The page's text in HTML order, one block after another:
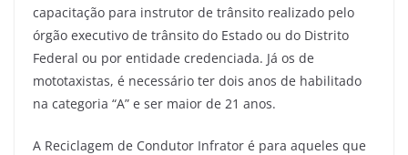
capacitação para instrutor de trânsito realizado pelo
órgão executivo de trânsito do Estado ou do Distrito
Federal ou por entidade credenciada. Já os de
mototaxistas, é necessário ter dois anos de habilitado
na categoria “A” e ser maior de 21 anos.
A Reciclagem de Condutor Infrator é para aqueles que